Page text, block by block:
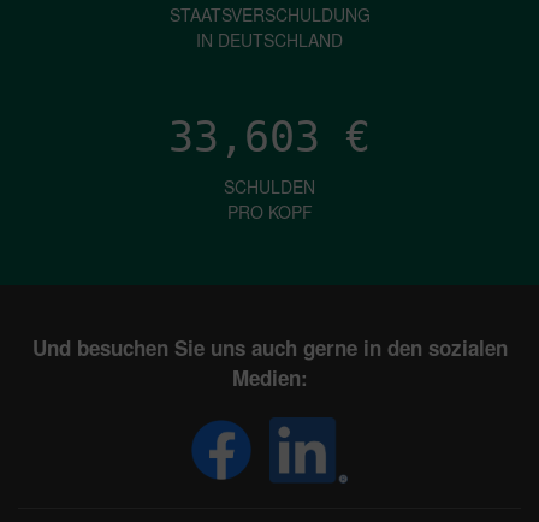
STAATSVERSCHULDUNG
IN DEUTSCHLAND
33,603 €
SCHULDEN
PRO KOPF
Und besuchen Sie uns auch gerne in den sozialen
Medien: